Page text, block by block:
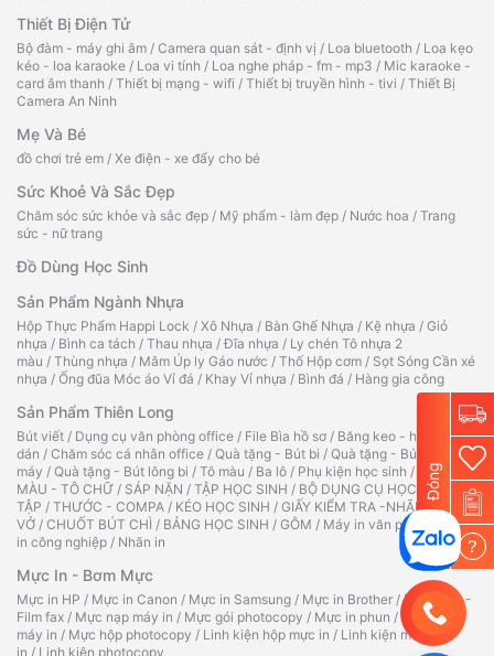
Thiết Bị Điện Tử
Bộ đàm - máy ghi âm / Camera quan sát - định vị / Loa bluetooth / Loa kẹo
kéo - loa karaoke / Loa vi tính / Loa nghe pháp - fm - mp3 / Mic karaoke -
card âm thanh / Thiết bị mạng - wifi / Thiết bị truyền hình - tivi / Thiết Bị
Camera An Ninh
Mẹ Và Bé
đồ chơi trẻ em / Xe điện - xe đẩy cho bé
Sức Khoẻ Và Sắc Đẹp
Chăm sóc sức khỏe và sắc đẹp / Mỹ phẩm - làm đẹp / Nước hoa / Trang
sức - nữ trang
Đồ Dùng Học Sinh
Sản Phẩm Ngành Nhựa
Hộp Thực Phẩm Happi Lock / Xô Nhựa / Bàn Ghế Nhựa / Kệ nhựa / Giỏ
nhựa / Bình ca tách / Thau nhựa /Đĩa nhựa / Ly chén Tô nhựa 2
màu / Thùng nhựa / Mâm Úp ly Gáo nước / Thố Hộp cơm / Sọt Sóng Cần xé
nhựa / Ống đũa Móc áo Vỉ đá / Khay Vỉ nhựa / Bình đá / Hàng gia công
Sản Phẩm Thiên Long
Bút viết / Dụng cụ văn phòng office / File Bìa hồ sơ / Băng keo - hồ
dán / Chăm sóc cá nhân office / Quà tặng - Bút bi / Quà tặng - Bút
máy / Quà tặng - Bút lông bi / Tô màu / Ba lô / Phụ kiện học sinh /
TẬP TÔ
MÀU - TÔ CHỮ / SÁP NẶN / TẬP HỌC SINH / BỘ DỤNG CỤ HỌC
TẬP / THƯỚC - COMPA / KÉO HỌC SINH / GIẤY KIỂM TRA -NHÃN
VỞ / CHUỐT BÚT CHÌ / BẢNG HỌC SINH / GÔM / Máy in văn phòng
Máy
in công nghiệp / Nhãn in
Mực In - Bơm Mực
Mực in HP / Mực in Canon / Mực in Samsung / Mực in Brother /Ruy băng -
Film fax / Mực nạp máy in / Mực gói photocopy / Mực in phun / Hộp mực
máy in / Mực hộp photocopy / Linh kiện hộp mực in / Linh kiện máy
in / Linh kiện photocopy
Đóng
?